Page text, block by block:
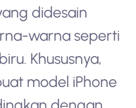
didesain
warna seperti
Khususnya,
model iPhone